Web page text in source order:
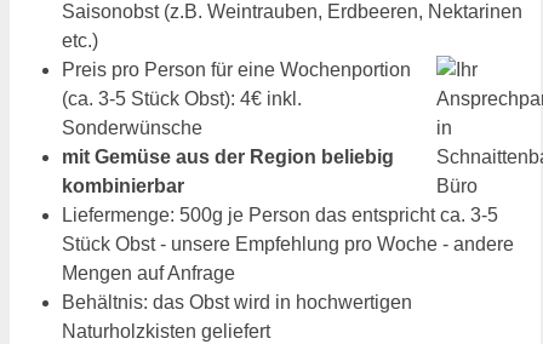
Saisonobst (z.B. Weintrauben, Erdbeeren, Nektarinen
etc.)
Preis pro Person für eine Wochenportion
(ca. 3-5 Stück Obst): 4€ inkl.
Sonderwünsche
mit Gemüse aus der Region beliebig
kombinierbar
Liefermenge: 500g je Person das entspricht ca. 3-5
Stück Obst - unsere Empfehlung pro Woche - andere
Mengen auf Anfrage
Behältnis: das Obst wird in hochwertigen
Naturholzkisten geliefert